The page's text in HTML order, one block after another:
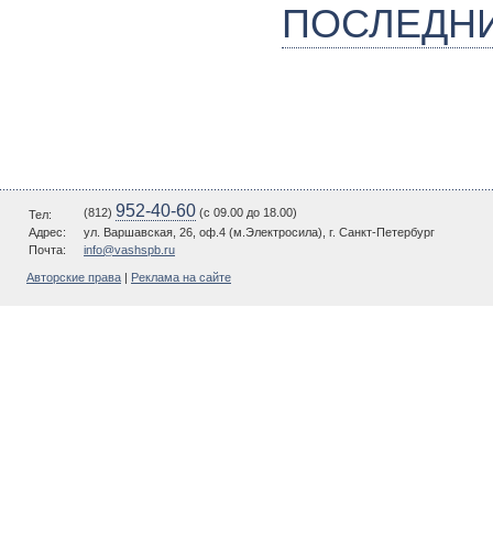
Тел: (812) 952-40-60 (c 09.00 до 18.00)
Адрес:
ул. Варшавская, 26, оф.4 (м.Электросила), г. Санкт-Петербург
Почта:
info@vashspb.ru
Авторские права Реклама на сайте